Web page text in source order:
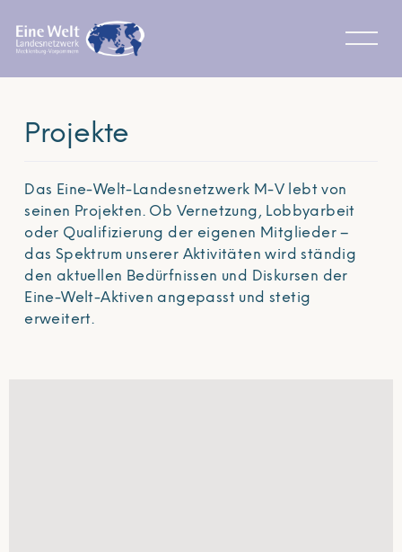
Projekte
Das Eine-Welt-Landesnetzwerk M-V lebt von
seinen Projekten. Ob Vernetzung, Lobbyarbeit
oder Qualifizierung der eigenen Mitglieder –
das Spektrum unserer Aktivitäten wird ständig
den aktuellen Bedürfnissen und Diskursen der
Eine-Welt-Aktiven angepasst und stetig
erweitert.